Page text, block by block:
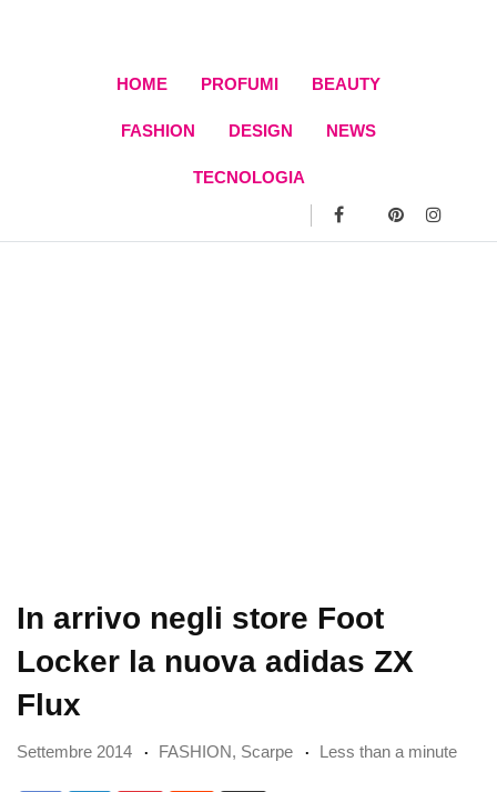
HOME PROFUMI BEAUTY
FASHION DESIGN NEWS
TECNOLOGIA
In arrivo negli store Foot
Locker la nuova adidas ZX
Flux
Settembre 2014 FASHION, Scarpe Less than a minute